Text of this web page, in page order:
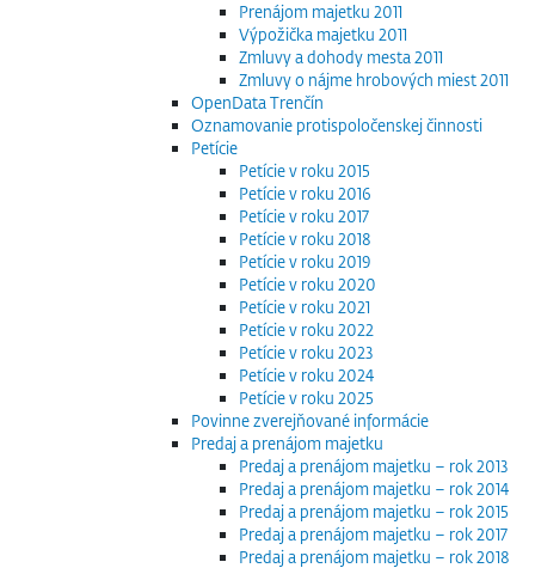
Prenájom majetku 2011
Výpožička majetku 2011
Zmluvy a dohody mesta 2011
Zmluvy o nájme hrobových miest 2011
OpenData Trenčín
Oznamovanie protispoločenskej činnosti
Petície
Petície v roku 2015
Petície v roku 2016
Petície v roku 2017
Petície v roku 2018
Petície v roku 2019
Petície v roku 2020
Petície v roku 2021
Petície v roku 2022
Petície v roku 2023
Petície v roku 2024
Petície v roku 2025
Povinne zverejňované informácie
Predaj a prenájom majetku
Predaj a prenájom majetku – rok 2013
Predaj a prenájom majetku – rok 2014
Predaj a prenájom majetku – rok 2015
Predaj a prenájom majetku – rok 2017
Predaj a prenájom majetku – rok 2018